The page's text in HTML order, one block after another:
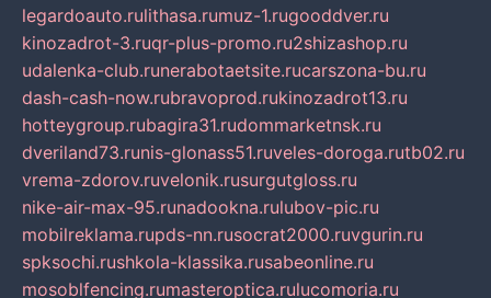
legardoauto.rulithasa.rumuz-1.rugooddver.ru
kinozadrot-3.ruqr-plus-promo.ru2shizashop.ru
udalenka-club.runerabotaetsite.rucarszona-bu.ru
dash-cash-now.rubravoprod.rukinozadrot13.ru
hotteygroup.rubagira31.rudommarketnsk.ru
dveriland73.runis-glonass51.ruveles-doroga.rutb02.ru
vrema-zdorov.ruvelonik.rusurgutgloss.ru
nike-air-max-95.runadookna.rulubov-pic.ru
mobilreklama.rupds-nn.rusocrat2000.ruvgurin.ru
spksochi.rushkola-klassika.rusabeonline.ru
mosoblfencing.rumasteroptica.rulucomoria.ru